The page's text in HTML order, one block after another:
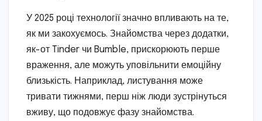
У 2025 році технології значно впливають на те,
як ми закохуємось. Знайомства через додатки,
як-от Tinder чи Bumble, прискорюють перше
враження, але можуть уповільнити емоційну
близькість. Наприклад, листування може
тривати тижнями, перш ніж люди зустрінуться
вживу, що подовжує фазу знайомства.